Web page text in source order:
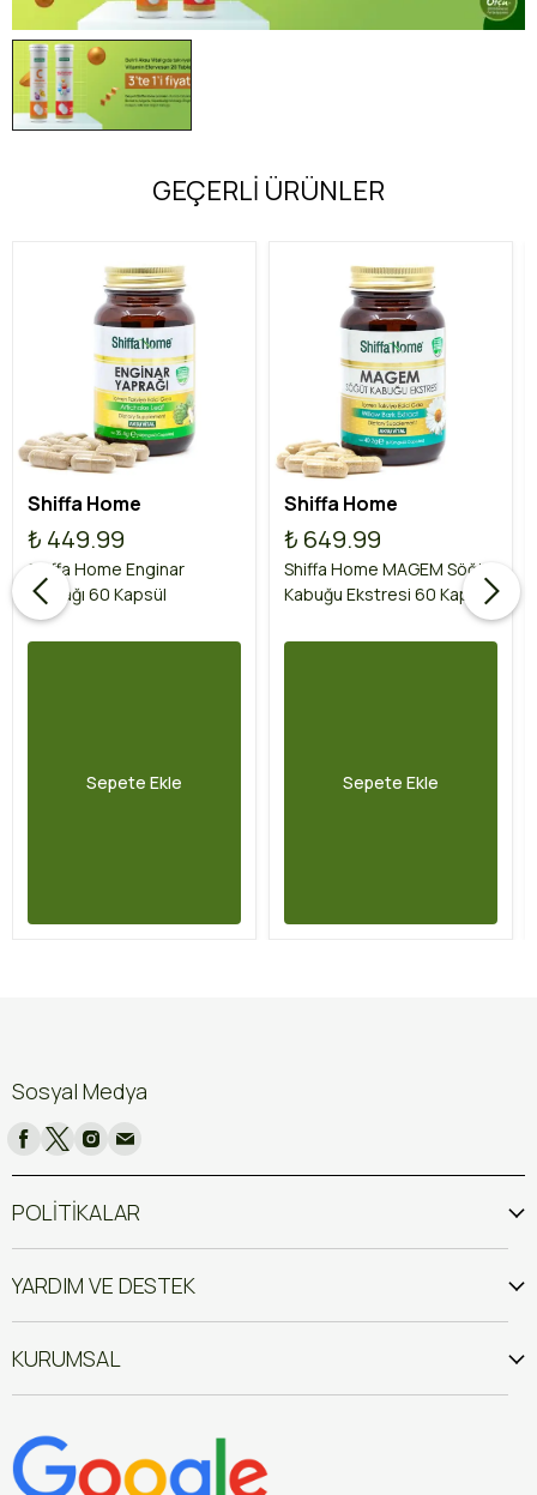
GEÇERLİ ÜRÜNLER
Shiffa Home
₺ 449.99
Shiffa Home Enginar
Yaprağı 60 Kapsül
Sepete Ekle
Shiffa Home
₺ 649.99
Shiffa Home MAGEM Söğüt
Kabuğu Ekstresi 60 Kapsül
Sepete Ekle
Sosyal Medya
POLİTİKALAR
YARDIM VE DESTEK
KURUMSAL